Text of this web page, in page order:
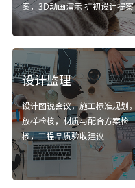
案，3D动画演示 扩初设计提案
设计监理
设计图说会议，施工标准规划，
放样检核，材质与配合方案检
核，工程品质验收建议